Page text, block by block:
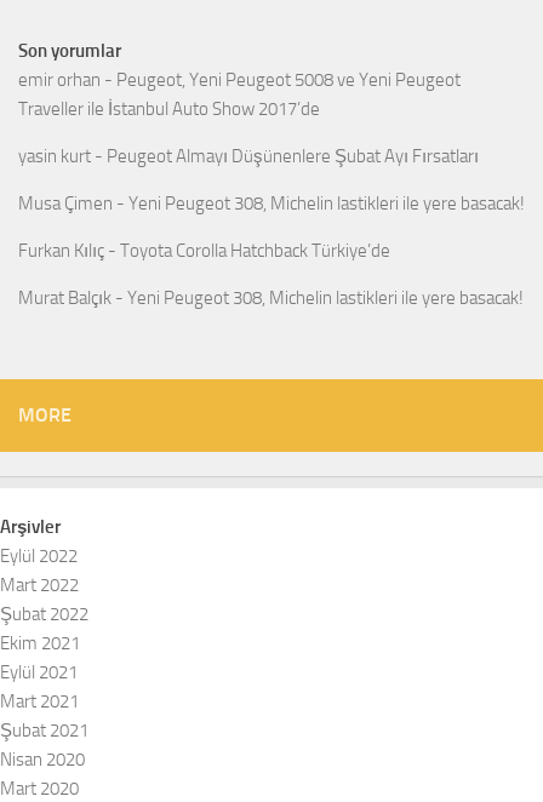
Son yorumlar
emir orhan - Peugeot, Yeni Peugeot 5008 ve Yeni Peugeot
Traveller ile İstanbul Auto Show 2017’de
yasin kurt - Peugeot Almayı Düşünenlere Şubat Ayı Fırsatları
Musa Çimen - Yeni Peugeot 308, Michelin lastikleri ile yere basacak!
Furkan Kılıç - Toyota Corolla Hatchback Türkiye’de
Murat Balçık - Yeni Peugeot 308, Michelin lastikleri ile yere basacak!
MORE
Arşivler
Eylül 2022
Mart 2022
Şubat 2022
Ekim 2021
Eylül 2021
Mart 2021
Şubat 2021
Nisan 2020
Mart 2020